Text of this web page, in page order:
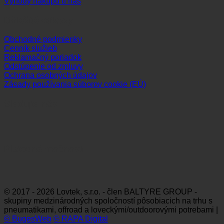
Obchodné podmienky
Cenník služieb
Reklamačný poriadok
Odstúpenie od zmluvy
Ochrana osobných údajov
Zásady používania súborov cookie (EÚ)
© 2017 - 2026 Lovtek, s.r.o. - člen BALTYRE GROUP -
skupiny medzinárodných spoločností pôsobiacich na trhu s
pneumatikami, offroad a loveckými/outdoorovými potrebami |
© BugesWeb © RAPA Digital